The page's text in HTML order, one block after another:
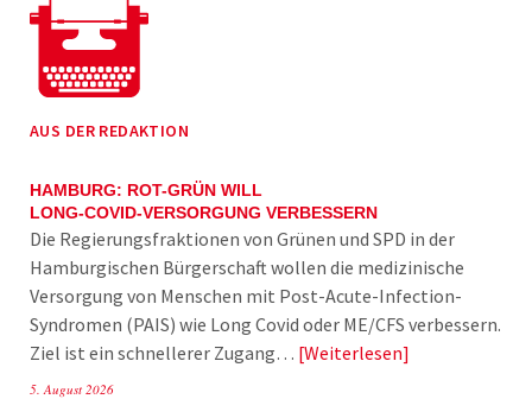
AUS DER REDAKTION
HAMBURG: ROT-GRÜN WILL
LONG-COVID-VERSORGUNG VERBESSERN
Die Regierungsfraktionen von Grünen und SPD in der
Hamburgischen Bürgerschaft wollen die medizinische
Versorgung von Menschen mit Post-Acute-Infection-
Syndromen (PAIS) wie Long Covid oder ME/CFS verbessern.
Ziel ist ein schnellerer Zugang… Weiterlesen
5. August 2026